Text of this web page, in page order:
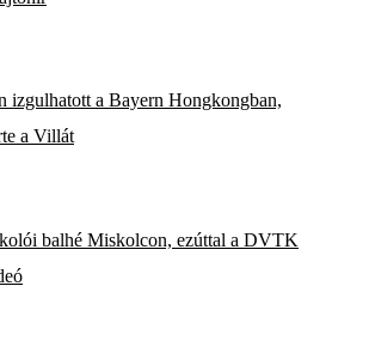
izgulhatott a Bayern Hongkongban,
a Villát
balhé Miskolcon, ezúttal a DVTK